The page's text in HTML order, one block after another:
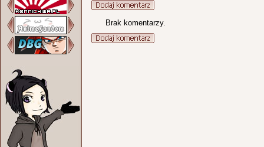
Brak komentarzy.